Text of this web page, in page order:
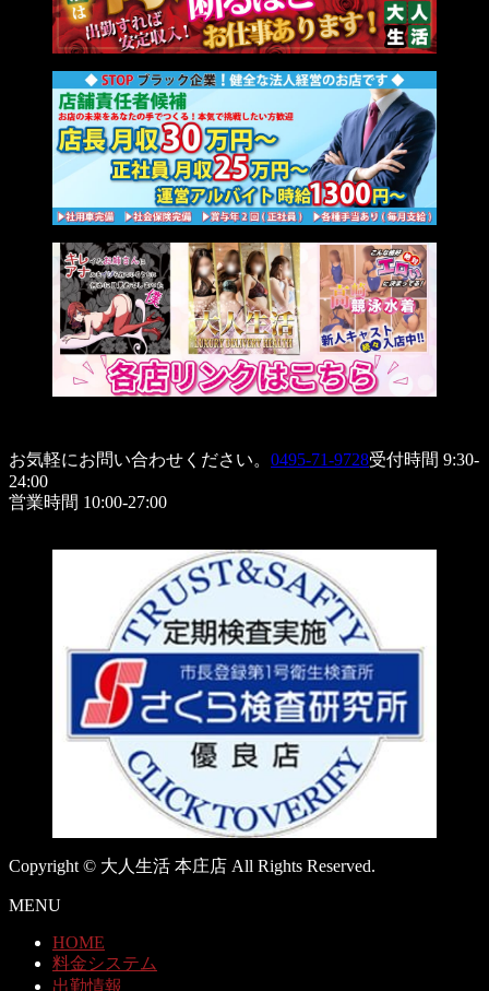
お気軽にお問い合わせください。 0495-71-9728受付時間 9:30-
24:00
営業時間 10:00-27:00
Copyright © 大人生活 本庄店 All Rights Reserved.
MENU
HOME
料金システム
出勤情報